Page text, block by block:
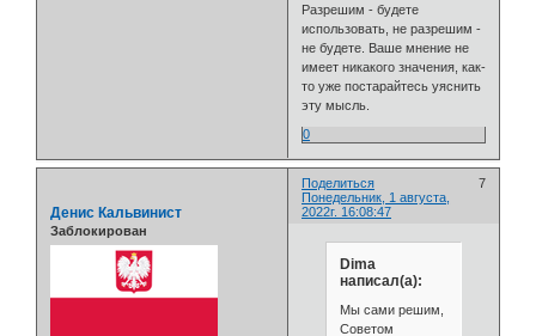
Разрешим - будете
использовать, не разрешим -
не будете. Ваше мнение не
имеет никакого значения, как-
то уже постарайтесь уяснить
эту мысль.
0
Поделиться
7
Понедельник, 1 августа,
2022г. 16:08:47
Денис Кальвинист
Заблокирован
Dima
написал(а):
Мы сами решим,
Советом